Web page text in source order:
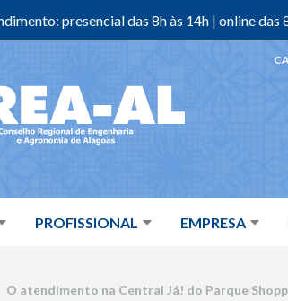
presencial das 8h às 14h | online das
PROFISSIONAL EMPRESA
O atendimento na Central Já! do Parque